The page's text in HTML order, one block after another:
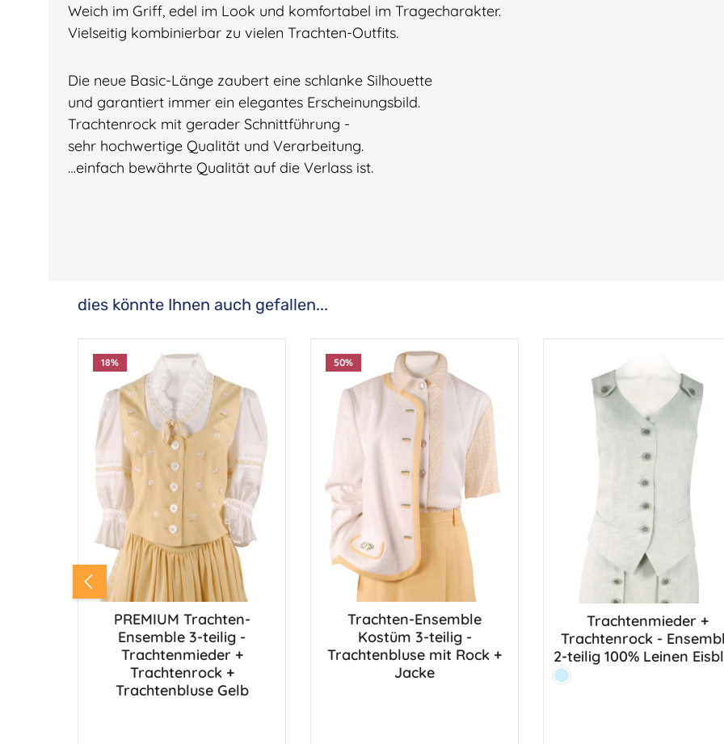
Weich im Griff, edel im Look und komfortabel im Tragecharakter.
Vielseitig kombinierbar zu vielen Trachten-Outfits.
Die neue Basic-Länge zaubert eine schlanke Silhouette
und garantiert immer ein elegantes Erscheinungsbild.
Trachtenrock mit gerader Schnittführung -
sehr hochwertige Qualität und Verarbeitung.
…einfach bewährte Qualität auf die Verlass ist.
Produktgalerie überspringen
dies könnte Ihnen auch gefallen...
18%
PREMIUM Trachten-
Ensemble 3-teilig -
Trachtenmieder +
Trachtenrock +
Trachtenbluse Gelb
50%
Trachten-Ensemble
Kostüm 3-teilig -
Trachtenbluse mit Rock +
Jacke
Trachtenmieder +
Trachtenrock - Ensemble
2-teilig 100% Leinen
Farbe:
Eisblau